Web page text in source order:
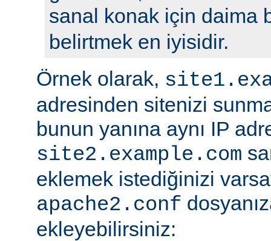
sanal konak için daima
belirtmek en iyisidir.
Örnek olarak,
adresinden sitenizi
bunun yanına aynı IP
site2.example.com
eklemek istediğinizi
apache2.conf
ekleyebilirsiniz: